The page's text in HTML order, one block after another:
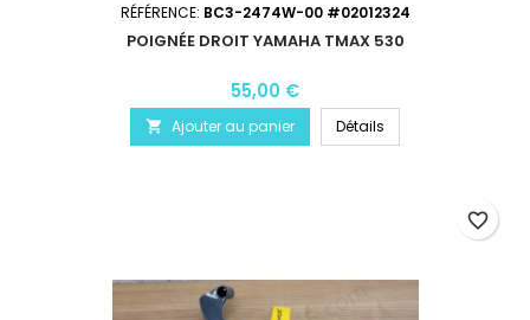
RÉFÉRENCE: BC3-2474W-00 #02012324
POIGNÉE DROIT YAMAHA TMAX 530
55,00 €
 Ajouter au panier Détails
favorite_border